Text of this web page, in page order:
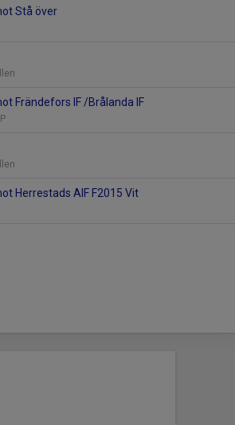
Stå över
Frändefors IF /Brålanda IF
Herrestads AIF F2015 Vit